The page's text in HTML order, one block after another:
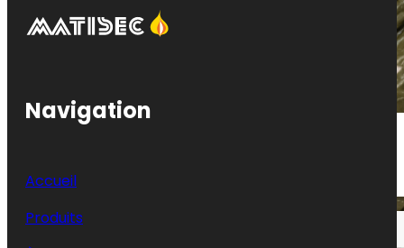
Navigation
Accueil
Produits